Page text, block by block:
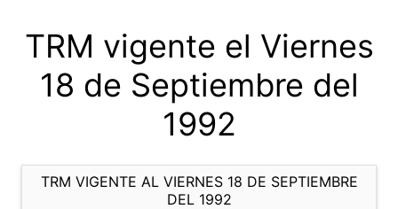
TRM vigente el Viernes
18 de Septiembre del
1992
TRM VIGENTE AL VIERNES 18 DE SEPTIEMBRE
DEL 1992